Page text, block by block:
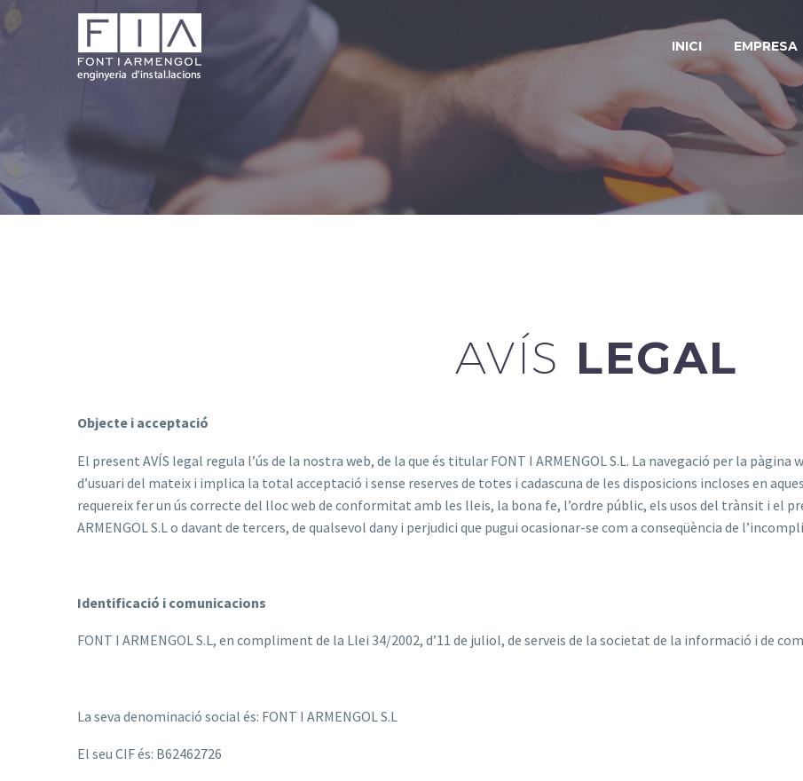
INICI EMPRESA
AVÍS LEGAL
Objecte i acceptació
El present AVÍS legal regula l’ús de la nostra web, de la que és titular FONT I ARMENGOL S.L. La navegació per la pàgina
d’usuari del mateix i implica la total acceptació i sense reserves de totes i cadascuna de les disposicions incloses en
requereix fer un ús correcte del lloc web de conformitat amb les lleis, la bona fe, l’ordre públic, els usos del trànsit i el
ARMENGOL S.L o davant de tercers, de qualsevol dany i perjudici que pugui ocasionar-se com a conseqüència de
Identificació i comunicacions
FONT I ARMENGOL S.L, en compliment de la Llei 34/2002, d’11 de juliol, de serveis de la societat de la informació i de
La seva denominació social és: FONT I ARMENGOL S.L
El seu CIF és: B62462726